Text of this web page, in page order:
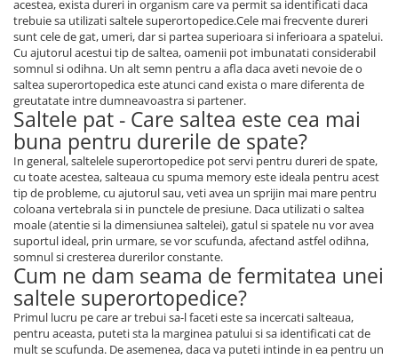
acestea, exista dureri in organism care va permit sa identificati daca
trebuie sa utilizati saltele superortopedice.Cele mai frecvente dureri
sunt cele de gat, umeri, dar si partea superioara si inferioara a spatelui.
Cu ajutorul acestui tip de saltea, oamenii pot imbunatati considerabil
somnul si odihna. Un alt semn pentru a afla daca aveti nevoie de o
saltea superortopedica este atunci cand exista o mare diferenta de
greutatate intre dumneavoastra si partener.
Saltele pat - Care saltea este cea mai
buna pentru durerile de spate?
In general, saltelele superortopedice pot servi pentru dureri de spate,
cu toate acestea, salteaua cu spuma memory este ideala pentru acest
tip de probleme, cu ajutorul sau, veti avea un sprijin mai mare pentru
coloana vertebrala si in punctele de presiune. Daca utilizati o saltea
moale (atentie si la dimensiunea saltelei), gatul si spatele nu vor avea
suportul ideal, prin urmare, se vor scufunda, afectand astfel odihna,
somnul si cresterea durerilor constante.
Cum ne dam seama de fermitatea unei
saltele superortopedice?
Primul lucru pe care ar trebui sa-l faceti este sa incercati salteaua,
pentru aceasta, puteti sta la marginea patului si sa identificati cat de
mult se scufunda. De asemenea, daca va puteti intinde in ea pentru un